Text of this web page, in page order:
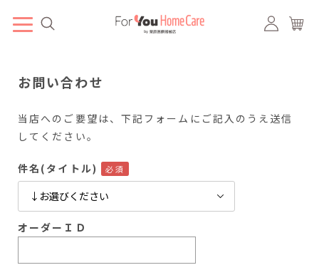
お問い合わせ
当店へのご要望は、下記フォームにご記入のうえ送信
してください。
件名(タイトル)
オーダーＩＤ